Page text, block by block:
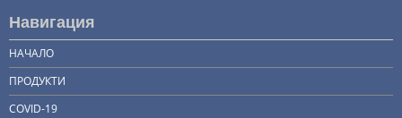
Навигация
НАЧАЛО
ПРОДУКТИ
COVID-19